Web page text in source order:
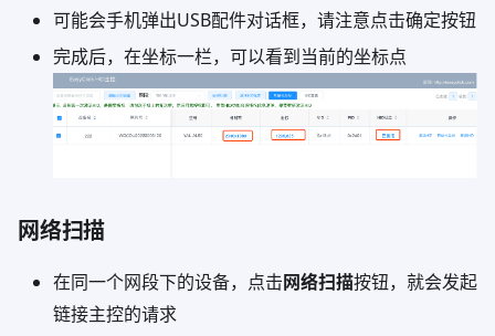
可能会手机弹出USB配件对话框，请注意点击确定按钮
完成后，在坐标一栏，可以看到当前的坐标点
网络扫描
在同一个网段下的设备，点击网络扫描按钮，就会发起
链接主控的请求